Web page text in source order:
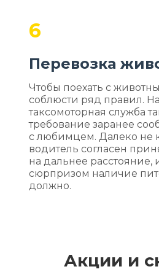
6
Перевозка
Чтобы поехать с
соблюсти ряд правил.
таксомоторная служба
требование заранее
с любимцем. Далеко не
водитель согласен
на дальнее
сюрпризом наличие
должно.
Акции и